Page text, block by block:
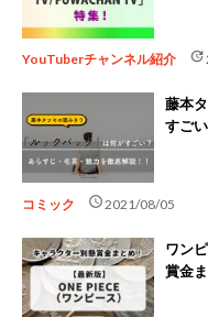
YouTuberチャンネル紹介 update
藤本
すご
コミック schedule2021/08/05
ワン
賞金